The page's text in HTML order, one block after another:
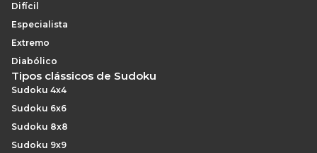
Difícil
Especialista
Extremo
Diabólico
Tipos clássicos de Sudoku
Sudoku 4x4
Sudoku 6x6
Sudoku 8x8
Sudoku 9x9